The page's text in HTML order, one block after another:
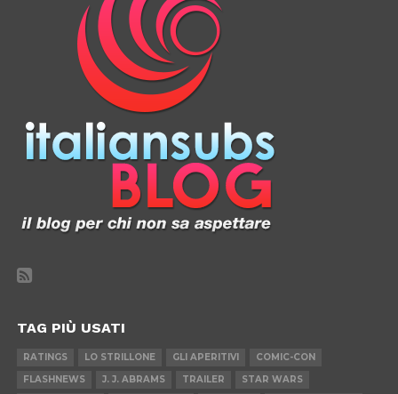
TAG PIÙ USATI
RATINGS LO STRILLONE GLI APERITIVI
COMIC-CON
FLASHNEWS
J. J. ABRAMS TRAILER
STAR WARS